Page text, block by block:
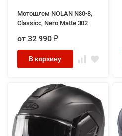
Мотошлем NOLAN N80-8,
Classico, Nero Matte 302
от 32 990₽
В корзину